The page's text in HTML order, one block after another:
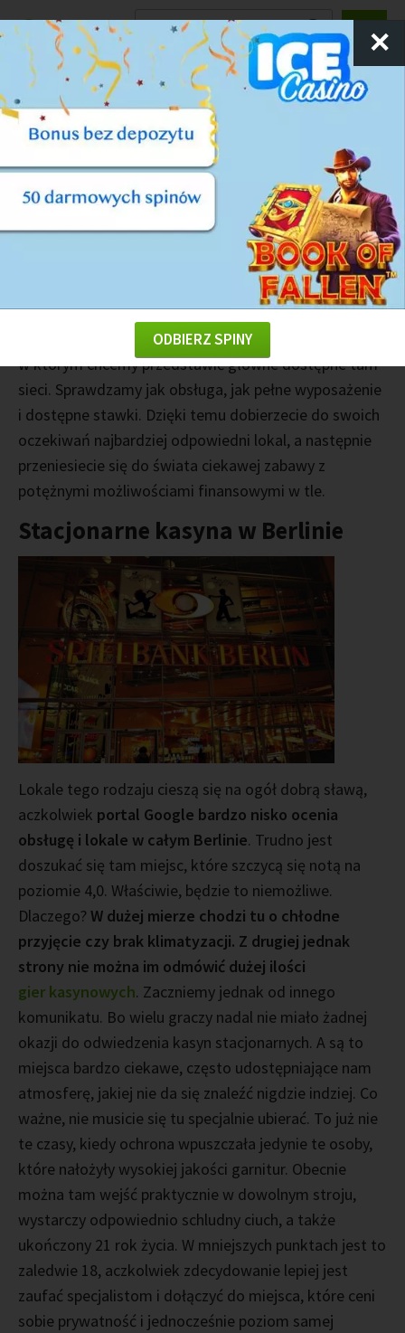
RankingKasyn
Kasyna tradycyjne w Berlinie
Stolica Niemiec to wyjątkowe miejsce na mapie
hazardu. Co prawda dostępne tam lokale nie są
oceniane najwyżej, możecie je znaleźć w kilku
punktach, tak w centrum jak i na obrzeżach. Naszym
zdaniem to ciekawe miejsca na wieczór kawalerski lub
spokojną wieczorną rozrywkę. Z drugiej jednak strony,
ich prestiż jest znacznie niższy niż w innych częściach
Europy. Dlatego też przygotowaliśmy dla was artykuł,
w którym chcemy przedstawić główne dostępne tam
sieci. Sprawdzamy jak obsługa, jak pełne wyposażenie
i dostępne stawki. Dzięki temu dobierzecie do swoich
oczekiwań najbardziej odpowiedni lokal, a następnie
przeniesiecie się do świata ciekawej zabawy z
potężnymi możliwościami finansowymi w tle.
Stacjonarne kasyna w Berlinie
Lokale tego rodzaju cieszą się na ogół dobrą sławą,
aczkolwiek portal Google bardzo nisko ocenia
obsługę i lokale w całym Berlinie. Trudno jest
doszukać się tam miejsc, które szczycą się notą na
poziomie 4,0. Właściwie, będzie to niemożliwe.
Dlaczego? W dużej mierze chodzi tu o chłodne
przyjęcie czy brak klimatyzacji. Z drugiej jednak
strony nie można im odmówić dużej ilości
gier kasynowych. Zaczniemy jednak od innego
komunikatu. Bo wielu graczy nadal nie miało żadnej
okazji do odwiedzenia kasyn stacjonarnych. A są to
miejsca bardzo ciekawe, często udostępniające nam
atmosferę, jakiej nie da się znaleźć nigdzie indziej. Co
ważne, nie musicie się tu specjalnie ubierać. To już nie
te czasy, kiedy ochrona wpuszczała jedynie te osoby,
które nałożyły wysokiej jakości garnitur. Obecnie
można tam wejść praktycznie w dowolnym stroju,
wystarczy odpowiednio schludny ciuch, a także
ukończony 21 rok życia. W mniejszych punktach jest to
zaledwie 18, aczkolwiek zdecydowanie lepiej jest
zaufać specjalistom i dołączyć do miejsca, które ceni
sobie prywatność i jednocześnie poziom samej
✕
ODBIERZ SPINY